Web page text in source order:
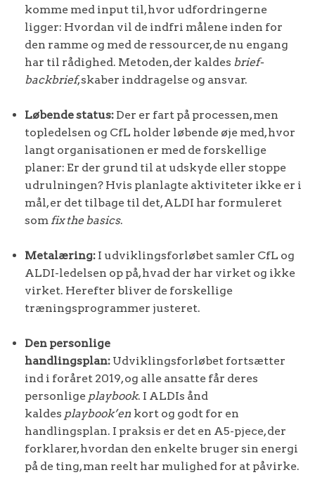
komme med input til, hvor udfordringerne
ligger: Hvordan vil de indfri målene inden for
den ramme og med de ressourcer, de nu engang
har til rådighed. Metoden, der kaldes brief-
backbrief, skaber inddragelse og ansvar.
Løbende status: Der er fart på processen, men
topledelsen og CfL holder løbende øje med, hvor
langt organisationen er med de forskellige
planer: Er der grund til at udskyde eller stoppe
udrulningen? Hvis planlagte aktiviteter ikke er i
mål, er det tilbage til det, ALDI har formuleret
som fix the basics.
Metalæring: I udviklingsforløbet samler CfL og
ALDI-ledelsen op på, hvad der har virket og ikke
virket. Herefter bliver de forskellige
træningsprogrammer justeret.
Den personlige
handlingsplan: Udviklingsforløbet fortsætter
ind i foråret 2019, og alle ansatte får deres
personlige playbook. I ALDIs ånd
kaldes playbook’en kort og godt for en
handlingsplan. I praksis er det en A5-pjece, der
forklarer, hvordan den enkelte bruger sin energi
på de ting, man reelt har mulighed for at påvirke.